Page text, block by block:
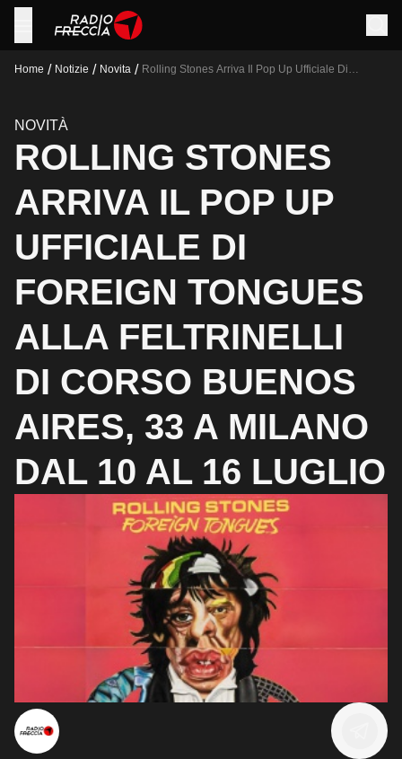
Home / Notizie / Novita / Rolling Stones Arriva Il Pop Up Ufficiale Di
NOVITÀ
ROLLING STONES
ARRIVA IL POP UP
UFFICIALE DI
FOREIGN TONGUES
ALLA FELTRINELLI
DI CORSO BUENOS
AIRES, 33 A MILANO
DAL 10 AL 16 LUGLIO